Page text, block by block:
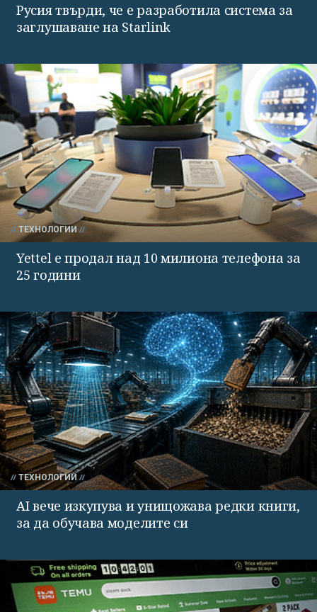
Русия твърди, че е разработила система за
заглушаване на Starlink
ТЕХНОЛОГИИ
Yettel е продал над 10 милиона телефона за
25 години
ТЕХНОЛОГИИ
AI вече изкупува и унищожава редки книги,
за да обучава моделите си